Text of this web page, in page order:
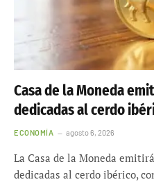
Casa de la Moneda
dedicadas al cerdo
ECONOMÍA agosto 6, 2026
La Casa de la Moneda
dedicadas al cerdo ibérico,